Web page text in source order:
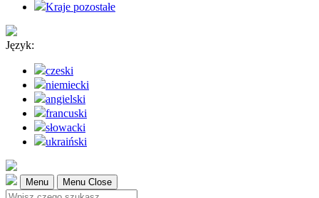
Kraje pozostałe
Język:
czeski
niemiecki
angielski
francuski
słowacki
ukraiński
Menu Menu Close